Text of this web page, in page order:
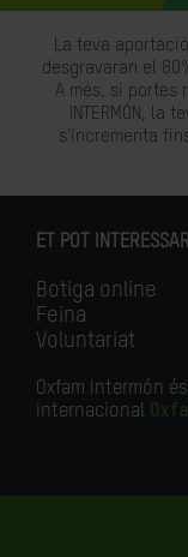
La teva
desgravaran el
A més, si portes
INTERMÓN,
s'incrementa
ET POT INTERESSAR
Botiga online
Feina
Voluntariat
Oxfam Intermón
internacional